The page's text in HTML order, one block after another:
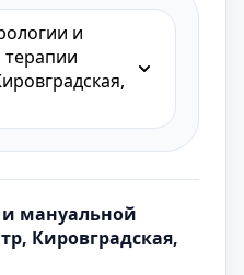
и
мануальной
Кировградская,